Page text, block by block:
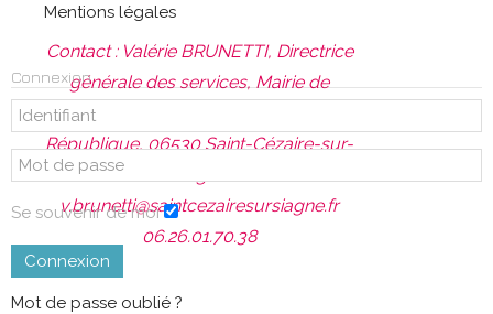
Contact : Valérie BRUNETTI, Directrice
générale des services, Mairie de
Saint-Cézaire-sur-Siagne, 5 rue de la
République, 06530 Saint-Cézaire-sur-
v.brunetti@saintcezairesursiagne.fr
06.26.01.70.38
Mentions légales
Connexion
Se souvenir de moi
Connexion
Mot de passe oublié ?